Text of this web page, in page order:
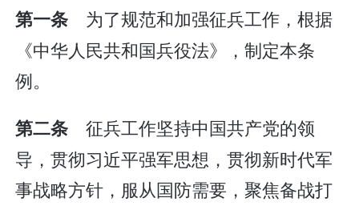
第一条 为了规范和加强征兵工作，根据
《中华人民共和国兵役法》，制定本条
例。
第二条 征兵工作坚持中国共产党的领
导，贯彻习近平强军思想，贯彻新时代军
事战略方针，服从国防需要，聚焦备战打